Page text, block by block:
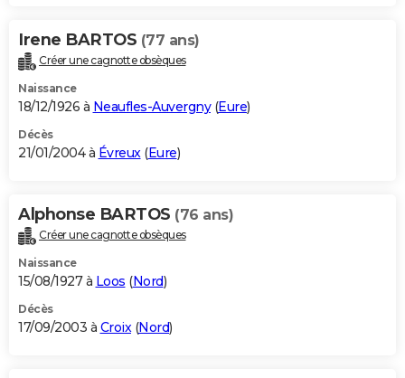
Irene BARTOS (77 ans)
Créer une cagnotte obsèques
Naissance
18/12/1926 à Neaufles-Auvergny(Eure)
Décès
21/01/2004 à Évreux(Eure)
Alphonse BARTOS (76 ans)
Créer une cagnotte obsèques
Naissance
15/08/1927 à Loos (Nord)
Décès
17/09/2003 à Croix(Nord)